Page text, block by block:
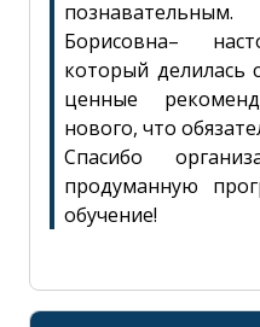
познавательным.
Борисовна–
который делилась
ценные
нового, что
Спасибо
продуманную
обучение!
Заполните все поля
Аты-жөні